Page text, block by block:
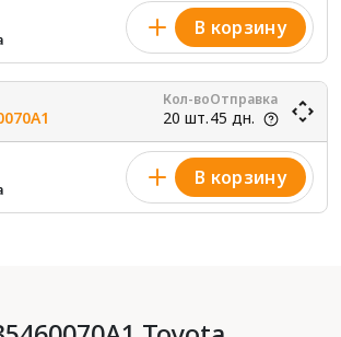
В корзину
Кол-во
20 шт.
Отправка
45 дн.
В корзину